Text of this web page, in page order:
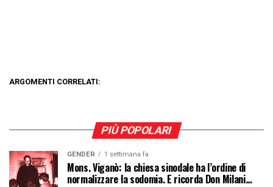
ARGOMENTI CORRELATI:
PIÙ POPOLARI
GENDER 1 settimana fa
Mons. Viganò: la chiesa sinodale ha l’ordine di
normalizzare la sodomia. E ricorda Don Milani…